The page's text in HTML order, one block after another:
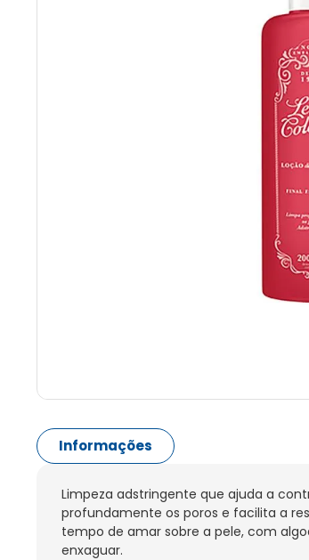
Informações
Limpeza adstringente que ajuda a
profundamente os poros e facilita a
tempo de amar sobre a pele, com
enxaguar.